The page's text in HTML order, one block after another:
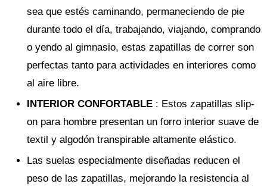
sea que estés caminando, permaneciendo de pie
durante todo el día, trabajando, viajando, comprando
o yendo al gimnasio, estas zapatillas de correr son
perfectas tanto para actividades en interiores como
al aire libre.
INTERIOR CONFORTABLE : Estos zapatillas slip-
on para hombre presentan un forro interior suave de
textil y algodón transpirable altamente elástico.
Las suelas especialmente diseñadas reducen el
peso de las zapatillas, mejorando la resistencia al